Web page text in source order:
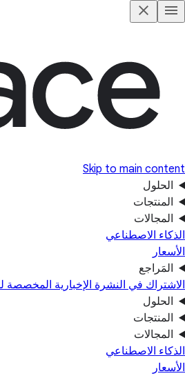
Skip to main content
الحلول
المنتجات
المجالات
الذكاء الاصطناعي
الأسعار
المَراجع
الاشتراك في النشرة الإخبارية المخصصة
الحلول
المنتجات
المجالات
الذكاء الاصطناعي
الأسعار